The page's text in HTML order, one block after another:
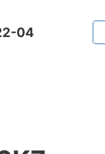
04